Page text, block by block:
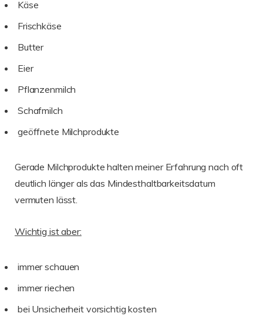
Käse
Frischkäse
Butter
Eier
Pflanzenmilch
Schafmilch
geöffnete Milchprodukte
Gerade Milchprodukte halten meiner Erfahrung nach oft
deutlich länger als das Mindesthaltbarkeitsdatum
vermuten lässt.
Wichtig ist aber:
immer schauen
immer riechen
bei Unsicherheit vorsichtig kosten